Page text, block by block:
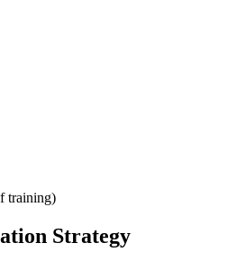
training)
Strategy